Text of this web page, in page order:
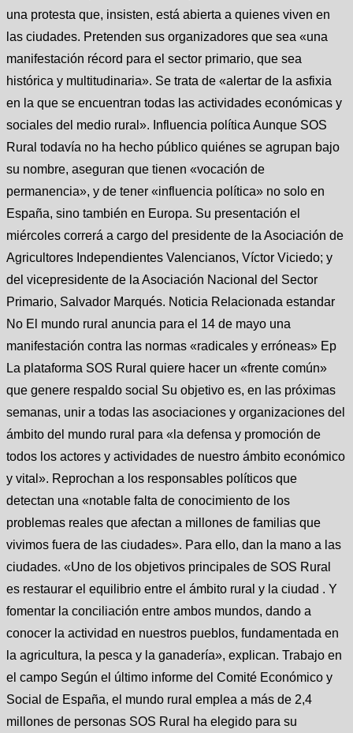
una protesta que, insisten, está abierta a quienes viven en
las ciudades. Pretenden sus organizadores que sea «una
manifestación récord para el sector primario, que sea
histórica y multitudinaria». Se trata de «alertar de la asfixia
en la que se encuentran todas las actividades económicas y
sociales del medio rural». Influencia política Aunque SOS
Rural todavía no ha hecho público quiénes se agrupan bajo
su nombre, aseguran que tienen «vocación de
permanencia», y de tener «influencia política» no solo en
España, sino también en Europa. Su presentación el
miércoles correrá a cargo del presidente de la Asociación de
Agricultores Independientes Valencianos, Víctor Viciedo; y
del vicepresidente de la Asociación Nacional del Sector
Primario, Salvador Marqués. Noticia Relacionada estandar
No El mundo rural anuncia para el 14 de mayo una
manifestación contra las normas «radicales y erróneas» Ep
La plataforma SOS Rural quiere hacer un «frente común»
que genere respaldo social Su objetivo es, en las próximas
semanas, unir a todas las asociaciones y organizaciones del
ámbito del mundo rural para «la defensa y promoción de
todos los actores y actividades de nuestro ámbito económico
y vital». Reprochan a los responsables políticos que
detectan una «notable falta de conocimiento de los
problemas reales que afectan a millones de familias que
vivimos fuera de las ciudades». Para ello, dan la mano a las
ciudades. «Uno de los objetivos principales de SOS Rural
es restaurar el equilibrio entre el ámbito rural y la ciudad . Y
fomentar la conciliación entre ambos mundos, dando a
conocer la actividad en nuestros pueblos, fundamentada en
la agricultura, la pesca y la ganadería», explican. Trabajo en
el campo Según el último informe del Comité Económico y
Social de España, el mundo rural emplea a más de 2,4
millones de personas SOS Rural ha elegido para su